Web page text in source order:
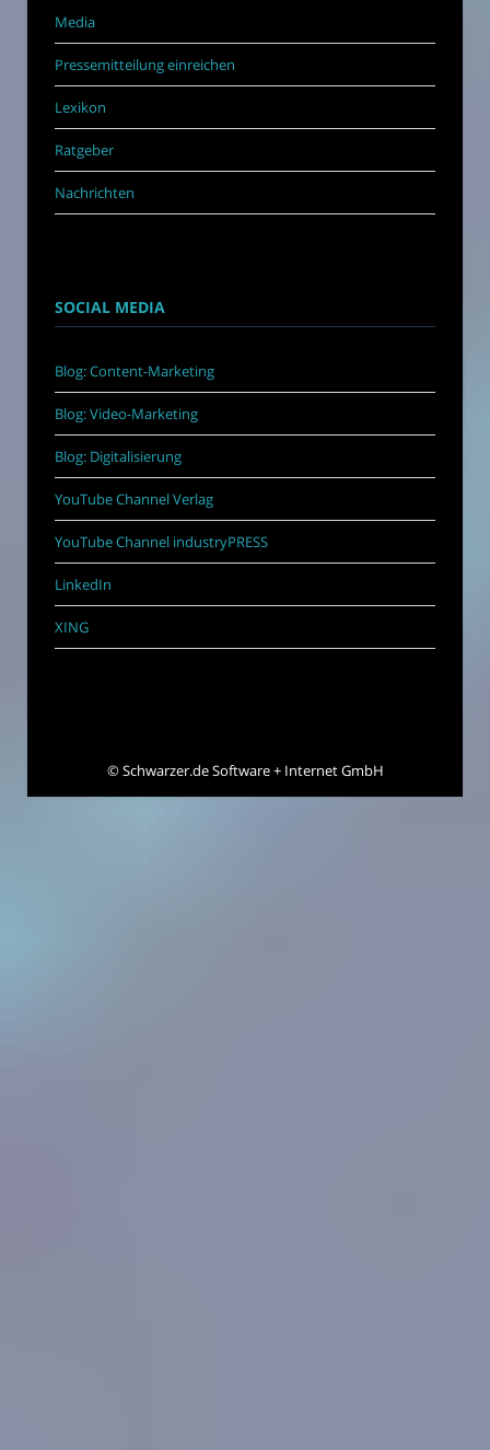
Media
Pressemitteilung einreichen
Lexikon
Ratgeber
Nachrichten
SOCIAL MEDIA
Blog: Content-Marketing
Blog: Video-Marketing
Blog: Digitalisierung
YouTube Channel Verlag
YouTube Channel industryPRESS
LinkedIn
XING
©Schwarzer.de Software + Internet GmbH